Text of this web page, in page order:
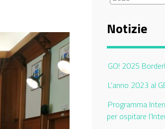
Notizie
GO! 2025
L'anno 2023 al
Programma
per ospitare